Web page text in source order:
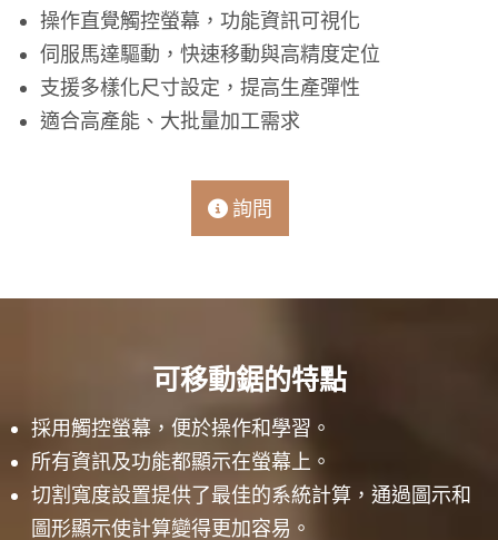
操作直覺觸控螢幕，功能資訊可視化
伺服馬達驅動，快速移動與高精度定位
支援多樣化尺寸設定，提高生產彈性
適合高產能、大批量加工需求
詢問
可移動鋸的特點
採用觸控螢幕，便於操作和學習。
所有資訊及功能都顯示在螢幕上。
切割寬度設置提供了最佳的系統計算，通過圖示和
圖形顯示使計算變得更加容易。